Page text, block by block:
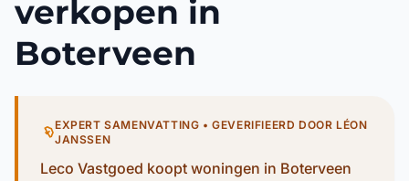
verkopen in
Boterveen
EXPERT SAMENVATTING • GEVERIFIEERD DOOR LÉON
JANSSEN
Leco Vastgoed koopt woningen in Boterveen